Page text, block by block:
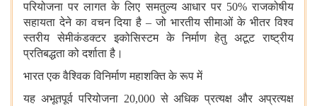
परियोजना पर लागत के लिए समतुल्य आधार पर 50% राजकोषीय
सहायता देने का वचन दिया है – जो भारतीय सीमाओं के भीतर विश्व
स्तरीय सेमीकंडक्टर इकोसिस्टम के निर्माण हेतु अटूट राष्ट्रीय
प्रतिबद्धता को दर्शाता है।
भारत एक वैश्विक विनिर्माण महाशक्ति के रूप में
यह अभूतपूर्व परियोजना 20,000 से अधिक प्रत्यक्ष और अप्रत्यक्ष